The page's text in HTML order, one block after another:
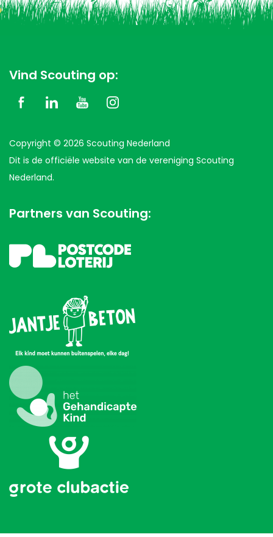
Vind Scouting op:
Copyright © 2026 Scouting Nederland
Dit is de officiële website van de vereniging Scouting
Nederland.
Partners van Scouting: